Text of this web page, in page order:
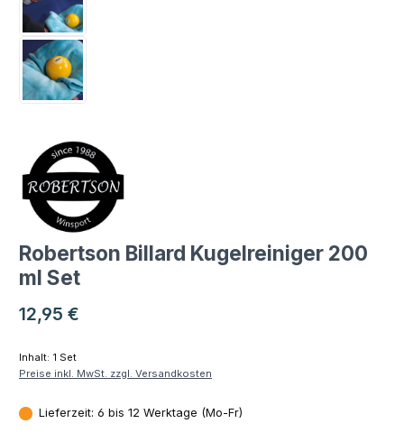
Robertson Billard Kugelreiniger 200
ml Set
Regulärer Preis:
12,95 €
Inhalt: 1 Set
Preise inkl. MwSt. zzgl. Versandkosten
Lieferzeit: 6 bis 12 Werktage (Mo-Fr)